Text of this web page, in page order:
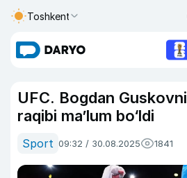
Toshkent
UFC. Bogdan
raqibi ma’lum bo‘ldi
Sport 09:32 / 30.08.2025 1841